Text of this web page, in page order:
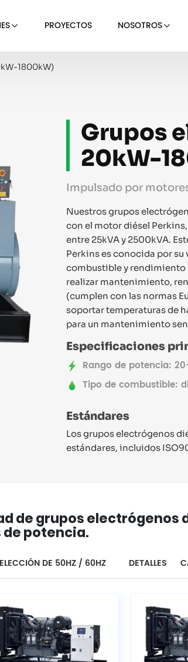
PROYECTOS NOSOTROS
1800kW)
Grupos
20kW-
Impulsado por
Nuestros grupos
con el motor diésel
entre 25kVA y 2500kVA.
Perkins es conocida por
combustible y rendimiento
realizar mantenimiento,
(cumplen con las normas
soportar temperaturas de
para un mantenimiento
Especificaciones
Rango de potencia:
Tipo de combustible:
Estándares
Los grupos electrógenos
estándares, incluidos
de grupos electrógenos
potencia.
DE 50HZ / 60HZ DETALLES